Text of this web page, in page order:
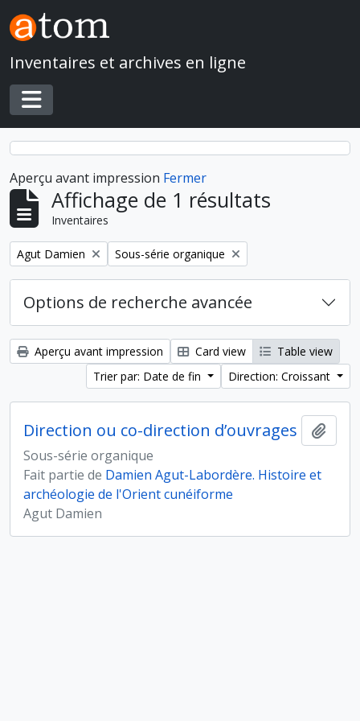
Skip to main content
Inventaires et archives en ligne
Toggle navigation
Aperçu avant impression Fermer
Affichage de 1 résultats
Inventaires
Remove filter:
Agut Damien Remove filter:
Sous-série organique
Options de recherche avancée
Aperçu avant impression Card view
Table view
Trier par: Date de fin
Direction: Croissant
Direction ou co-direction d’ouvrages
Sous-série organique
Fait partie de Damien Agut-Labordère. Histoire et
archéologie de l'Orient cunéiforme
Agut Damien